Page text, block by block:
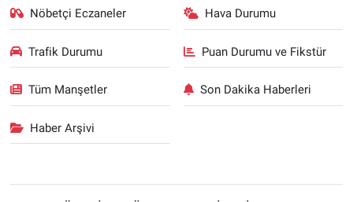
Nöbetçi Eczaneler Hava Durumu
Trafik Durumu Puan Durumu ve Fikstür
Tüm Manşetler Son Dakika Haberleri
Haber Arşivi